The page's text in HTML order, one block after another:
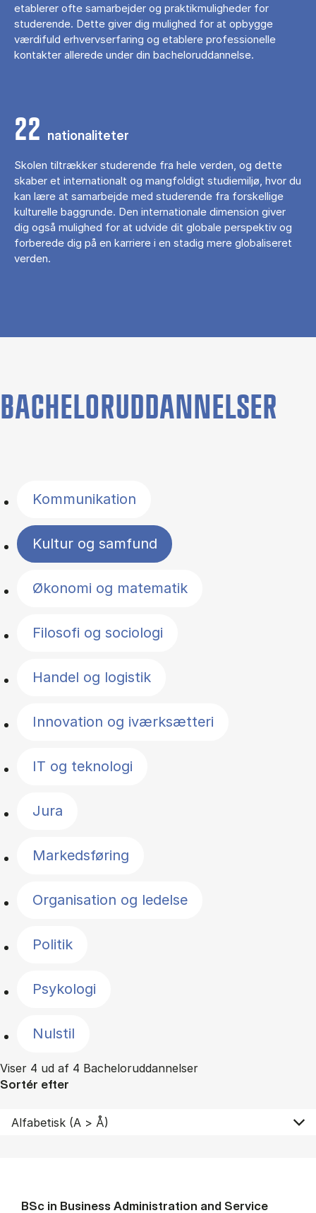
etablerer ofte samarbejder og praktikmuligheder for
studerende. Dette giver dig mulighed for at opbygge
værdifuld erhvervserfaring og etablere professionelle
kontakter allerede under din bacheloruddannelse.
22 nationaliteter
Skolen tiltrækker studerende fra hele verden, og dette
skaber et internationalt og mangfoldigt studiemiljø, hvor du
kan lære at samarbejde med studerende fra forskellige
kulturelle baggrunde. Den internationale dimension giver
dig også mulighed for at udvide dit globale perspektiv og
forberede dig på en karriere i en stadig mere globaliseret
verden.
BACHELORUDDANNELSER
Kommunikation
Kultur og samfund
Økonomi og matematik
Filosofi og sociologi
Handel og logistik
Innovation og iværksætteri
IT og teknologi
Jura
Markedsføring
Organisation og ledelse
Politik
Psykologi
Nulstil
Viser 4 ud af 4 Bacheloruddannelser
Sortér efter
BSc in Busi­ness Ad­min­is­tra­tion and Ser­vice